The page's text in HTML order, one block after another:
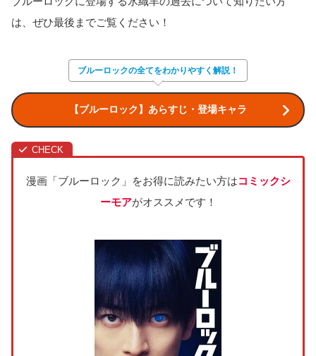
は、ぜひ最後までご覧ください！
ブルーロックの全てをわかりやすく解説！
【ブルーロック】あらすじ・登場キャラ
漫画「ブルーロック」をお得に読みたい方はコミックシ
ーモアがオススメです！